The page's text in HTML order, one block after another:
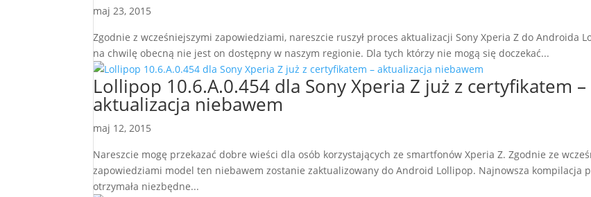
maj 23, 2015
Zgodnie z wcześniejszymi zapowiedziami, nareszcie ruszył proces aktualizacji Sony Xperia Z do Androida
na chwilę obecną nie jest on dostępny w naszym regionie. Dla tych którzy nie mogą się doczekać...
Lollipop 10.6.A.0.454 dla Sony Xperia Z już z certyfikatem –
aktualizacja niebawem
maj 12, 2015
Nareszcie mogę przekazać dobre wieści dla osób korzystających ze smartfonów Xperia Z. Zgodnie ze
zapowiedziami model ten niebawem zostanie zaktualizowany do Android Lollipop. Najnowsza kompilacja
otrzymała niezbędne...